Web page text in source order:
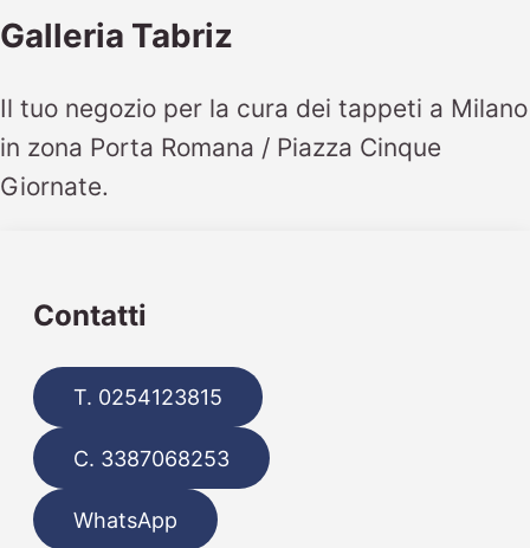
Galleria Tabriz
Il tuo negozio per la cura dei tappeti a Milano
in zona Porta Romana / Piazza Cinque
Giornate.
Contatti
T. 0254123815
C. 3387068253
WhatsApp